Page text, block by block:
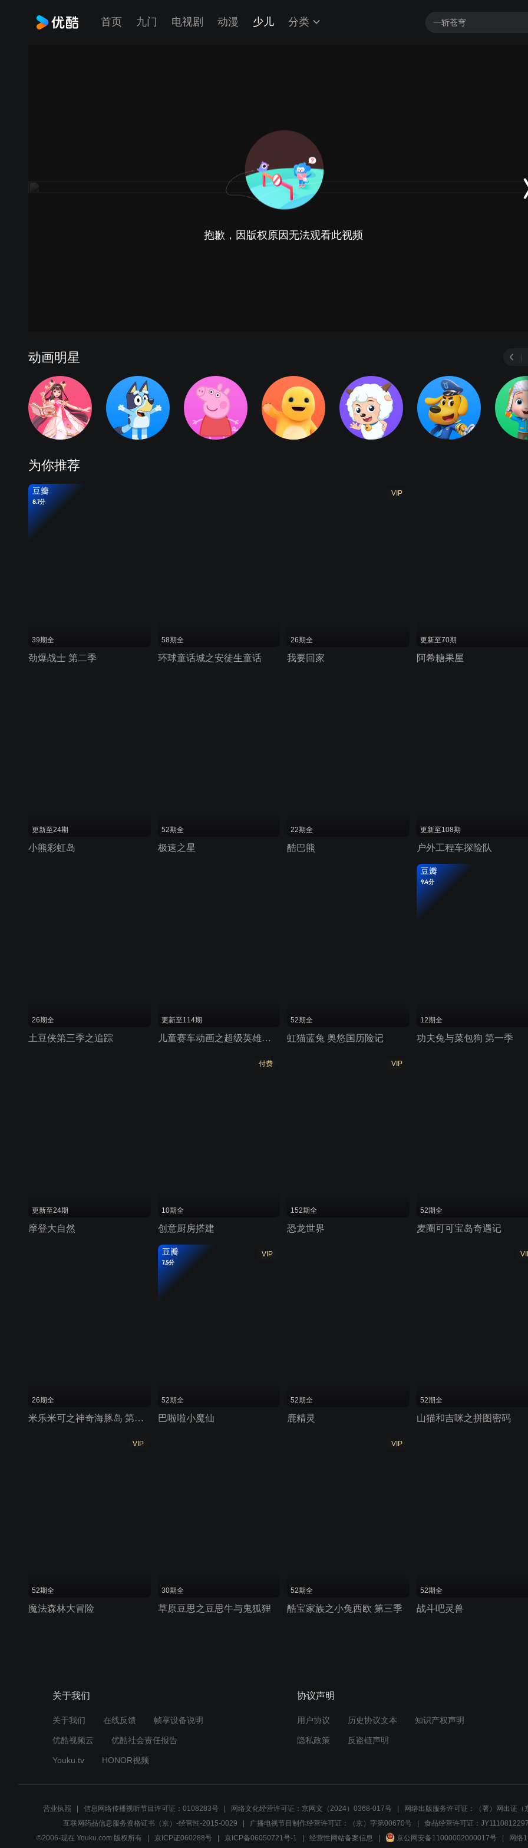
首页 九门 电视剧 动漫 少儿 分类
抱歉，因版权原因无法观看此视频
动画明星
为你推荐
豆瓣
8.7分
39期全
劲爆战士 第二季
58期全
环球童话城之安徒生童话
VIP
26期全
我要回家
更新至70期
阿希糖果屋
更新至24期
小熊彩虹岛
52期全
极速之星
22期全
酷巴熊
更新至108期
户外工程车探险队
26期全
土豆侠第三季之追踪
更新至114期
儿童赛车动画之超级英雄对决
52期全
虹猫蓝兔 奥悠国历险记
豆瓣
9.4分
12期全
功夫兔与菜包狗 第一季
更新至24期
摩登大自然
付费
10期全
创意厨房搭建
VIP
152期全
恐龙世界
52期全
麦圈可可宝岛奇遇记
26期全
米乐米可之神奇海豚岛 第二季
VIP
豆瓣
7.5分
52期全
巴啦啦小魔仙
52期全
鹿精灵
52期全
山猫和吉咪之拼图密码
VIP
52期全
魔法森林大冒险
30期全
草原豆思之豆思牛与鬼狐狸
VIP
52期全
酷宝家族之小兔西欧 第三季
52期全
战斗吧灵兽
关于我们
关于我们 在线反馈 帧享设备说明
优酷视频云 优酷社会责任报告
Youku.tv HONOR视频
协议声明
用户协议 历史协议文本 知识产权声明
隐私政策 反盗链声明
营业执照 信息网络传播视听节目许可证：0108283号 网络文化经营许可证：京网文（2024）0368-017号
网络出版服务许可证：（署）网出证（
互联网药品信息服务资格证书（京）-经营性-2015-0029
广播电视节目制作经营许可证：（京）字第00670号
食品经营许可证：
©2006-现在 Youku.com 版权所有
京ICP证060288号 京ICP备06050721号-1 经营性网站备案信息 京公网安备11000002000017号 网络